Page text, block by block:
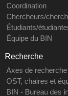
Coordination
Chercheurs/
Étudiants/
Équipe du BIN
Recherche
Axes de recherche
OST, chaires et
BIN - Bureau des